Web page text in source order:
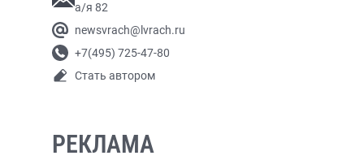
а/я 82
newsvrach@lvrach.ru
+7(495) 725-47-80
Стать автором
РЕКЛАМА